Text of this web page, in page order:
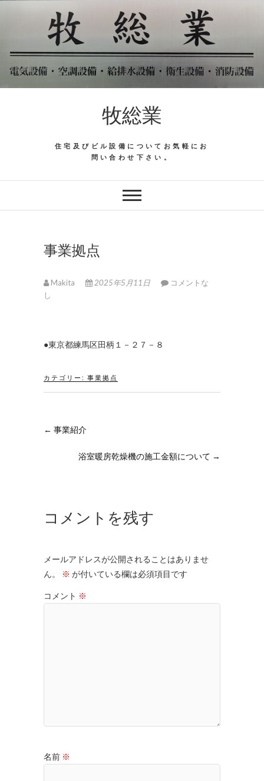
牧総業
住宅及びビル設備についてお気軽にお
問い合わせ下さい。
事業拠点
Makita 2025年5月11日
コメントな
し
●東京都練馬区田柄１－２７－８
カテゴリー: 事業拠点
← 事業紹介
浴室暖房乾燥機の施工金額について →
コメントを残す
メールアドレスが公開されることはありませ
ん。
※ が付いている欄は必須項目です
コメント ※
名前 ※